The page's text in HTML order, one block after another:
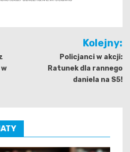
Kolejny:
Policjanci w akcji:
Ratunek dla rannego
daniela na S5!